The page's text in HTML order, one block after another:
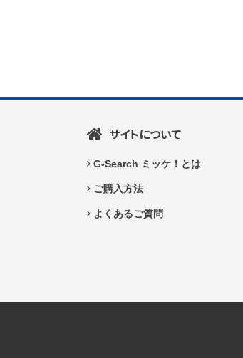
サイトについて
G-Search ミッケ！とは
ご購入方法
よくあるご質問